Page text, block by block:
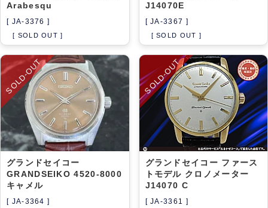
Arabesqu
[ JA-3376 ]
[ SOLD OUT ]
J14070E
[ JA-3367 ]
[ SOLD OUT ]
SOLD-OUT
グランドセイコー
GRANDSEIKO 4520-8000
キャメル
[ JA-3364 ]
SOLD-OUT
グランドセイコー ファース
トモデル クロノメーター
J14070 C
[ JA-3361 ]